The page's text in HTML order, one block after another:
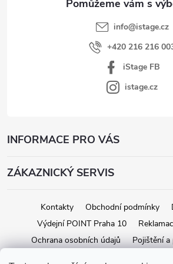
info@istage.cz
+420 216 216
iStage FB
istage.cz
INFORMACE PRO VÁS
ZÁKAZNICKÝ SERVIS
Kontakty Obchodní podmínky
Výdejní POINT Praha 10
Ochrana osobních údajů
Pojištění